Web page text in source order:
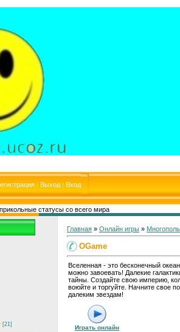
| Выход | Вход
статусы со всего мира
[21]
Главная » Онлайн игры »
OGame
Вселенная - это бесконечный
можно завоевать! Далекие
тайны. Создайте свою империю,
воюйте и торгуйте. Начните свое
далеким звездам!
Играть онлайн